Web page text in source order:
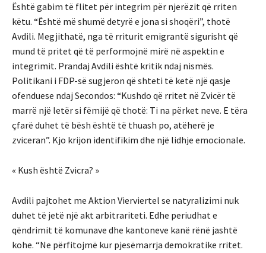
Është gabim të flitet për integrim për njerëzit që rriten
këtu. “Është më shumë detyrë e jona si shoqëri”, thotë
Avdili. Megjithatë, nga të rriturit emigrantë sigurisht që
mund të pritet që të performojnë mirë në aspektin e
integrimit. Prandaj Avdili është kritik ndaj nismës.
Politikani i FDP-së sugjeron që shteti të ketë një qasje
ofenduese ndaj Secondos: “Kushdo që rritet në Zvicër të
marrë një letër si fëmijë që thotë: Ti na përket neve. E tëra
çfarë duhet të bësh është të thuash po, atëherë je
zviceran”. Kjo krijon identifikim dhe një lidhje emocionale.
« Kush është Zvicra? »
Avdili pajtohet me Aktion Vierviertel se natyralizimi nuk
duhet të jetë një akt arbitrariteti. Edhe periudhat e
qëndrimit të komunave dhe kantoneve kanë rënë jashtë
kohe. “Ne përfitojmë kur pjesëmarrja demokratike rritet.